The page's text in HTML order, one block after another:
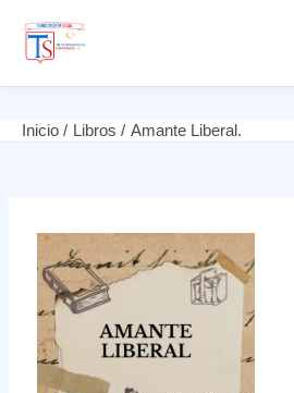
Inicio Libros Amante Liberal.